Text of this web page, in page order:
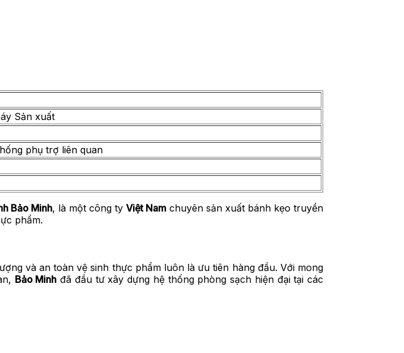
Sản xuất
phụ trợ liên quan
Bảo Minh, là một công ty Việt Nam chuyên sản xuất bánh kẹo truyền
phẩm.
và an toàn vệ sinh thực phẩm luôn là ưu tiên hàng đầu. Với mong
Bảo Minh đã đầu tư xây dựng hệ thống phòng sạch hiện đại tại các